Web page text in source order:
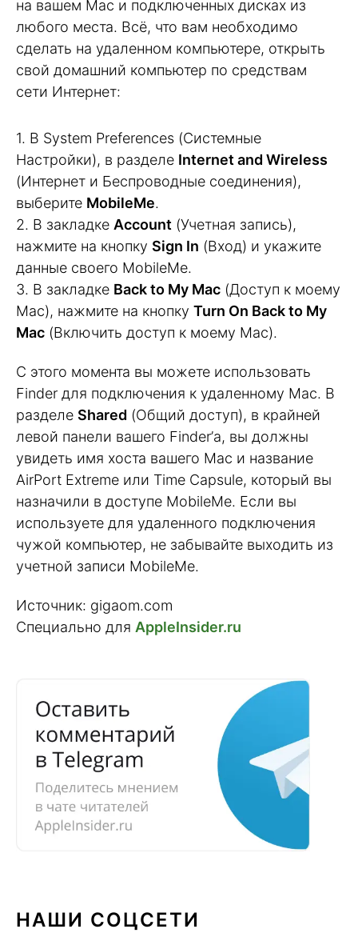
на вашем Mac и подключенных дисках из
любого места. Всё, что вам необходимо
сделать на удаленном компьютере, открыть
свой домашний компьютер по средствам
сети Интернет:
1. В System Preferences (Системные
Настройки), в разделе Internet and Wireless
(Интернет и Беспроводные соединения),
выберите MobileMe.
2. В закладке Account (Учетная запись),
нажмите на кнопку Sign In (Вход) и укажите
данные своего MobileMe.
3. В закладке Back to My Mac (Доступ к моему
Mac), нажмите на кнопку Turn On Back to My
Mac (Включить доступ к моему Mac).
С этого момента вы можете использовать
Finder для подключения к удаленному Mac. В
разделе Shared (Общий доступ), в крайней
левой панели вашего Finder’а, вы должны
увидеть имя хоста вашего Mac и название
AirPort Extreme или Time Capsule, который вы
назначили в доступе MobileMe. Если вы
используете для удаленного подключения
чужой компьютер, не забывайте выходить из
учетной записи MobileMe.
Источник: gigaom.com
Специально для AppleInsider.ru
НАШИ СОЦСЕТИ